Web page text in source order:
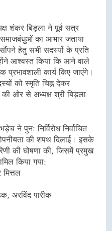
शंकर बिड़ला ने पूर्व सत्र
का आभार जताया
हेतु सभी सदस्यों के प्रति
आश्वस्त किया कि आने वाले
कार्य किए जाएंगे।
को स्मृति चिह्न देकर
की ओर से अध्यक्ष श्री बिड़ला
ने पुनः निर्विरोध निर्वाचित
की शपथ दिलाई। इसके
की घोषणा की, जिसमें प्रमुख
किया गया:
अरविंद पारीक